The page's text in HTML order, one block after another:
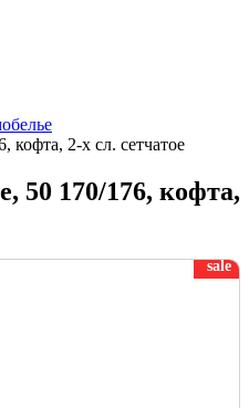
кофта, 2-х сл. сетчатое
50 170/176, кофта,
sale